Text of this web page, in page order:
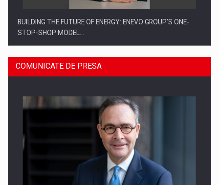
BUILDING THE FUTURE OF ENERGY: ENEVO GROUP’S ONE-
STOP-SHOP MODEL…
ROOTED IN ROMANIA, BUILT TO DELIVER TECHNOLOGY FOR
COMUNICATE DE PRESA